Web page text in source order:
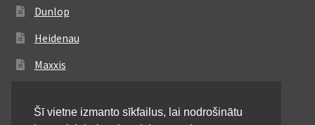
Dunlop
Heidenau
Maxxis
Michelin
Šī vietne izmanto sīkfailus, lai nodrošinātu